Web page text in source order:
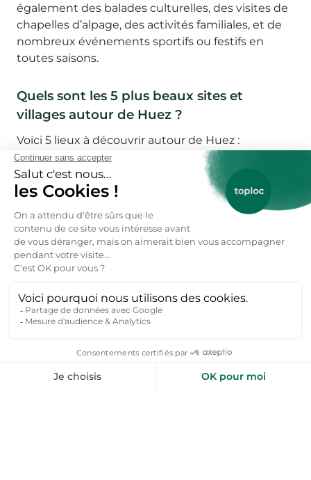
également des balades culturelles, des visites de
chapelles d’alpage, des activités familiales, et de
nombreux événements sportifs ou festifs en
toutes saisons.
Quels sont les 5 plus beaux sites et
villages autour de Huez ?
Voici 5 lieux à découvrir autour de Huez :
L’Alpe d’ Huez, la station de ski légendaire intégrée
à la commune,
Vaujany, village-station au charme authentique
avec un panorama sur les Écrins,
Oz-en-Oisans, station familiale idéale pour les
activités nature,
Bourg-d’Oisans, point de départ des cols et grand
Le col de Sarenne, route panoramique
époustouflante au-dessus des falaises.
Ces destinations offrent toutes des escapades
variées entre sommets, traditions et grands